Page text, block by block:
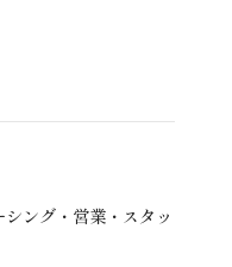
ング・営業・スタッ